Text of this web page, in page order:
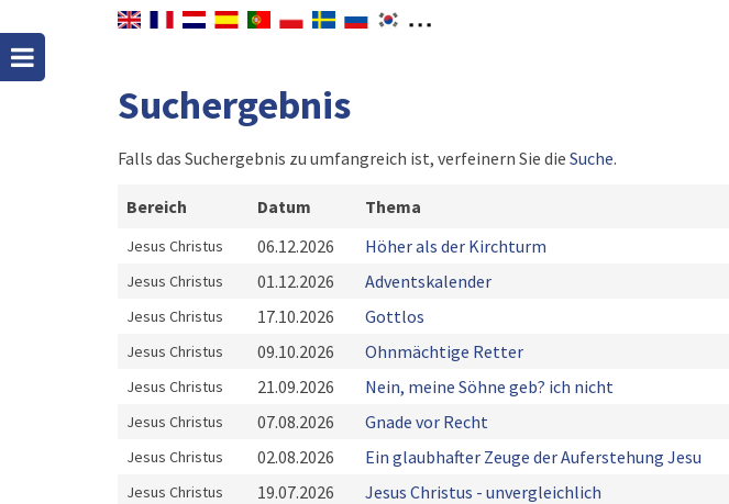
Suchergebnis
Falls das Suchergebnis zu umfangreich ist, verfeinern Sie die Suche.
Bereich Datum Thema
Jesus Christus 06.12.2026 Höher als der Kirchturm
Jesus Christus 01.12.2026 Adventskalender
Jesus Christus 17.10.2026 Gottlos
Jesus Christus 09.10.2026 Ohnmächtige Retter
Jesus Christus 21.09.2026 Nein, meine Söhne geb? ich nicht
Jesus Christus 07.08.2026 Gnade vor Recht
Jesus Christus 02.08.2026 Ein glaubhafter Zeuge der Auferstehung Jesu
Jesus Christus 19.07.2026 Jesus Christus - unvergleichlich